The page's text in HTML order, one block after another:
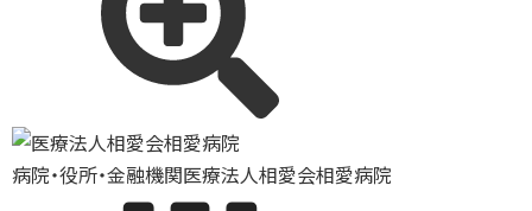
病院・役所・金融機関医療法人相愛会相愛病院